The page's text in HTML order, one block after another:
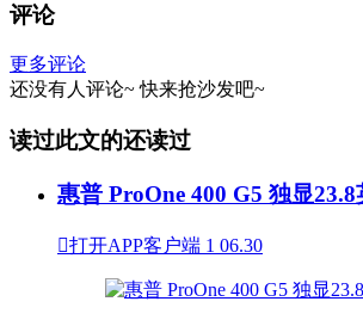
评论
更多评论
还没有人评论~ 快来抢沙发吧~
读过此文的还读过
惠普 ProOne 400 G5 独显
打开APP客户端 1 06.30